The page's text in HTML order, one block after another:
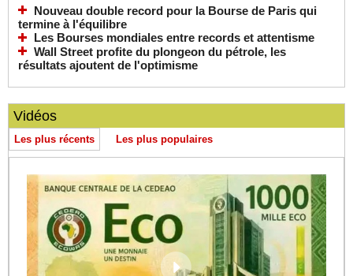
Nouveau double record pour la Bourse de Paris qui
termine à l'équilibre
Les Bourses mondiales entre records et attentisme
Wall Street profite du plongeon du pétrole, les
résultats ajoutent de l'optimisme
Vidéos
Les plus récents Les plus populaires